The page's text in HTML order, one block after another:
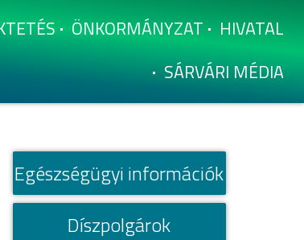
ÖNKORMÁNYZAT
HIVATAL
SÁRVÁRI MÉDIA
Egészségügyi információk
Dí­szpolgárok